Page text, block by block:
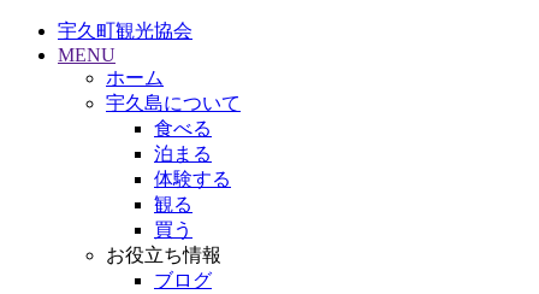
宇久町観光協会
MENU
ホーム
宇久島について
食べる
泊まる
体験する
観る
買う
お役立ち情報
ブログ